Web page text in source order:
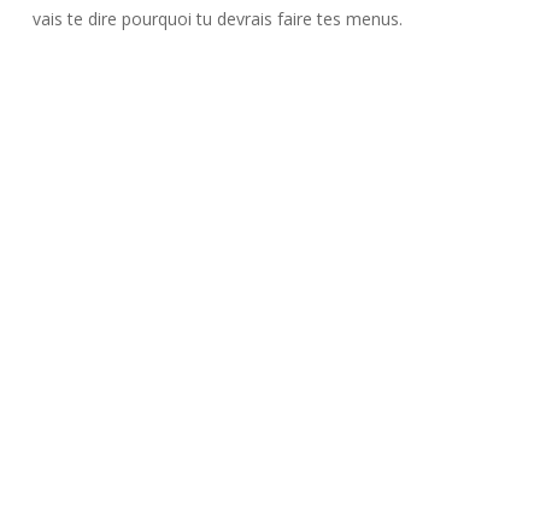
vais te dire pourquoi tu devrais faire tes menus.